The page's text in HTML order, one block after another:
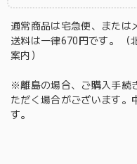
通常商品は宅急便、または
送料は一律670円です。 （
案内）
※離島の場合、ご購入手続
ただく場合がございます。
す。